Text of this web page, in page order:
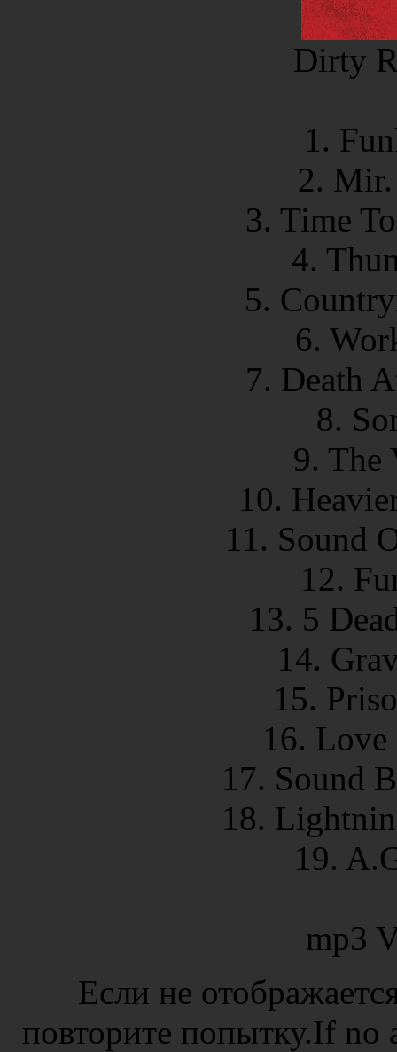
Dirty
1.
2.
3. Time
4.
5.
6.
7. Death
8.
9. The
10.
11. Sound
12.
13. 5
14.
15.
16.
17. Sound
18.
19.
mp3
Если не
повторите попытку.If